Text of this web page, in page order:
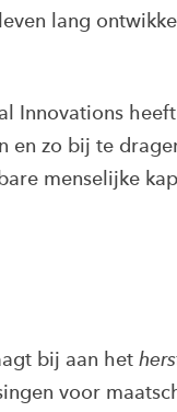
lang
Innovations
zo bij te
menselijke
bij aan het
voor